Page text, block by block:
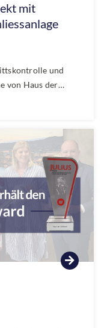
mit
und
von Haus der
Blogartikel